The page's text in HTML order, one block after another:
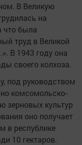
В Великую
на
что была
труд в Великой
В 1943 году она
своего колхоза.
под руководством
комсомольско-
зерновых культур
оно получает
в республике
10 гектаров.